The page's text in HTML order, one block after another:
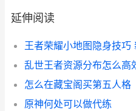
延伸阅读
王者荣耀小地图隐身技巧
怎么在藏宝阁买第五人格
原神何处可以做代练